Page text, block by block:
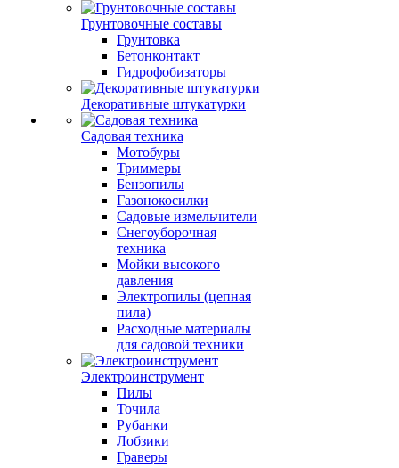
Грунтовочные составы
Грунтовка
Бетонконтакт
Гидрофобизаторы
Декоративные штукатурки
Садовая техника
Мотобуры
Триммеры
Бензопилы
Газонокосилки
Садовые измельчители
Снегоуборочная
техника
Мойки высокого
давления
Электропилы (цепная
пила)
Расходные материалы
для садовой техники
Электроинструмент
Пилы
Точила
Рубанки
Лобзики
Граверы